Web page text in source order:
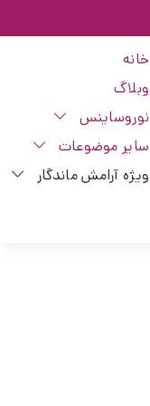
خانه
وبلاگ
نوروساینس
سایر موضوعات
ویژه آرامش ماندگار